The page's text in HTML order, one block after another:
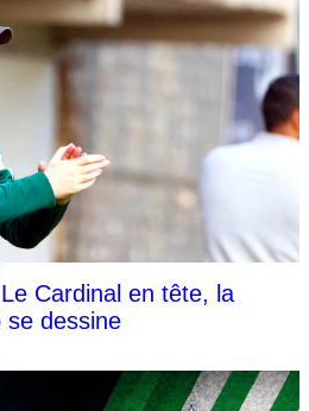
Cardinal en tête, la
se dessine